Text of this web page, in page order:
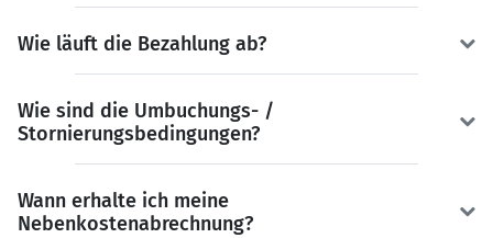
Wie läuft die Bezahlung ab?
Wie sind die Umbuchungs- /
Stornierungsbedingungen?
Wann erhalte ich meine
Nebenkostenabrechnung?